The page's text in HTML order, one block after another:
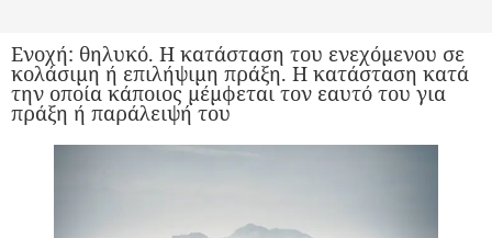
Ενοχή: θηλυκό. Η κατάσταση του ενεχόμενου σε
κολάσιμη ή επιλήψιμη πράξη. Η κατάσταση κατά
την οποία κάποιος μέμφεται τον εαυτό του για
πράξη ή παράλειψή του